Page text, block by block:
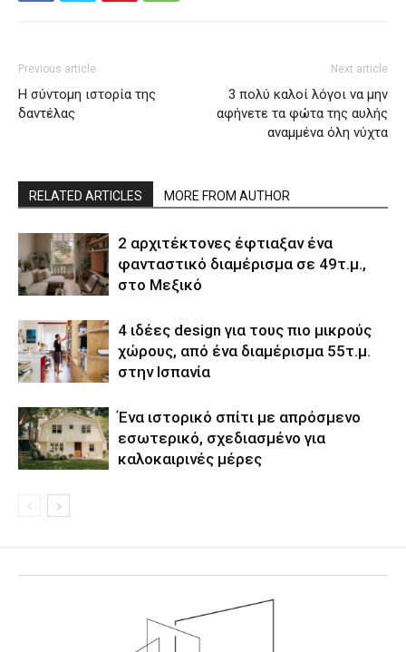
Previous article
Η σύντομη ιστορία της
δαντέλας
Next article
3 πολύ καλοί λόγοι να μην
αφήνετε τα φώτα της αυλής
αναμμένα όλη νύχτα
RELATED ARTICLES MORE FROM AUTHOR
2 αρχιτέκτονες έφτιαξαν ένα
φανταστικό διαμέρισμα σε 49τ.μ.,
στο Μεξικό
4 ιδέες design για τους πιο μικρούς
χώρους, από ένα διαμέρισμα 55τ.μ.
στην Ισπανία
Ένα ιστορικό σπίτι με απρόσμενο
εσωτερικό, σχεδιασμένο για
καλοκαιρινές μέρες